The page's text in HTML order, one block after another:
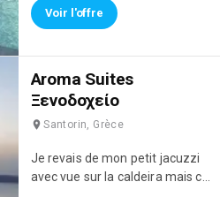
Voir l'offre
Aroma Suites
Ξενοδοχείο
Santorin, Grèce
Je revais de mon petit jacuzzi
avec vue sur la caldeira mais ce